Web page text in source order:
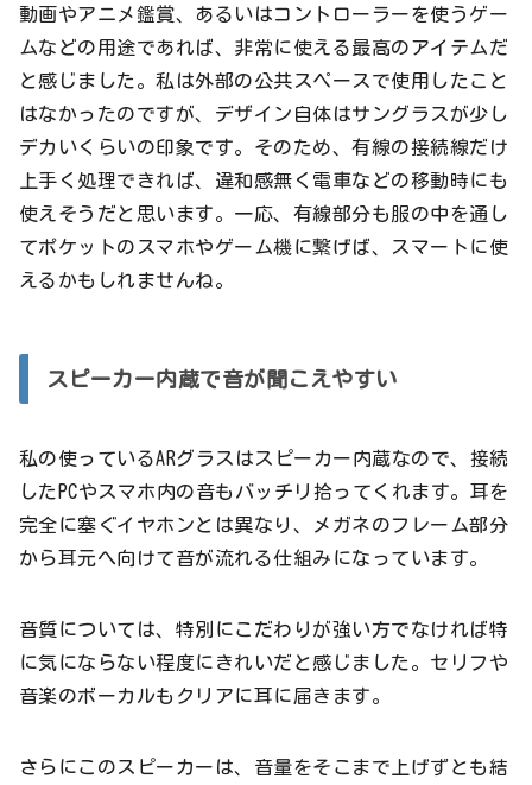
動画やアニメ鑑賞、あるいはコントローラーを使うゲー
ムなどの用途であれば、非常に使える最高のアイテムだ
と感じました。私は外部の公共スペースで使用したこと
はなかったのですが、デザイン自体はサングラスが少し
デカいくらいの印象です。そのため、有線の接続線だけ
上手く処理できれば、違和感無く電車などの移動時にも
使えそうだと思います。一応、有線部分も服の中を通し
てポケットのスマホやゲーム機に繋げば、スマートに使
えるかもしれませんね。
スピーカー内蔵で音が聞こえやすい
私の使っているARグラスはスピーカー内蔵なので、接続
したPCやスマホ内の音もバッチリ拾ってくれます。耳を
完全に塞ぐイヤホンとは異なり、メガネのフレーム部分
から耳元へ向けて音が流れる仕組みになっています。
音質については、特別にこだわりが強い方でなければ特
に気にならない程度にきれいだと感じました。セリフや
音楽のボーカルもクリアに耳に届きます。
さらにこのスピーカーは、音量をそこまで上げずとも結